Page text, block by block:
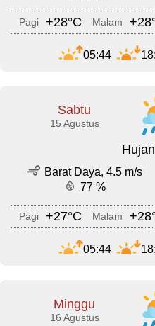
Pagi +28°C Malam
05:44
Sabtu
15 Agustus
Barat Daya, 4.5 m/s
77 %
Pagi +27°C Malam
05:44
Minggu
16 Agustus